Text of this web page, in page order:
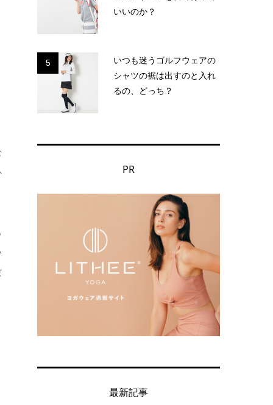
いいのか？
5
いつも迷うゴルフウェアの
シャツの裾は出すのと入れ
るの、どっち？
PR
最新記事